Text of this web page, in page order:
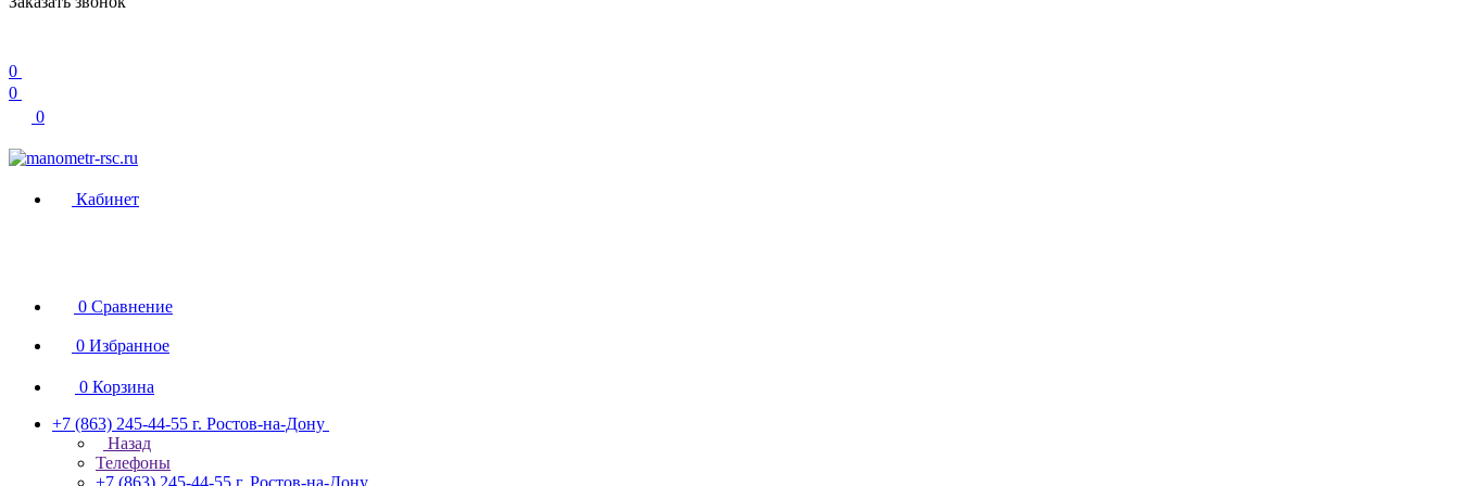
0
0
0
Кабинет
0 Сравнение
0 Избранное
0 Корзина
+7 (863) 245-44-55 г. Ростов-на-Дону
Назад
Телефоны
+7 (863) 245-44-55 г. Ростов-на-Дону